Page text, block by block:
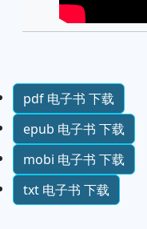
pdf 电子书 下载
epub 电子书 下载
mobi 电子书 下载
txt 电子书 下载